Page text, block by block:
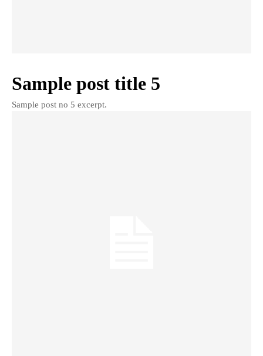
Sample post title 5
Sample post no 5 excerpt.